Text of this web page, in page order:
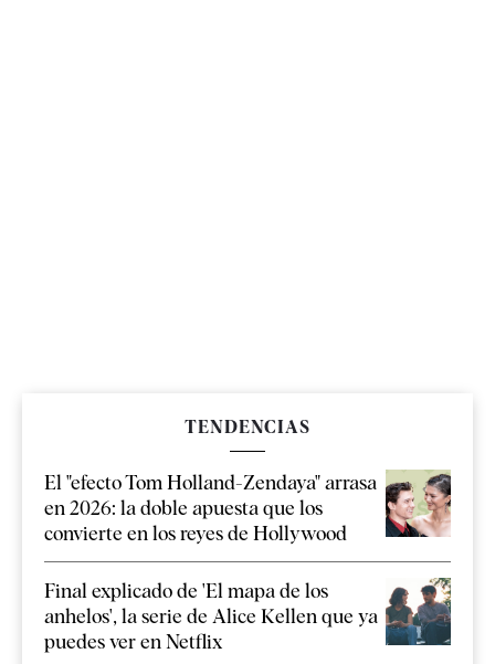
TENDENCIAS
El "efecto Tom Holland-Zendaya" arrasa
en 2026: la doble apuesta que los
convierte en los reyes de Hollywood
Final explicado de 'El mapa de los
anhelos', la serie de Alice Kellen que ya
puedes ver en Netflix